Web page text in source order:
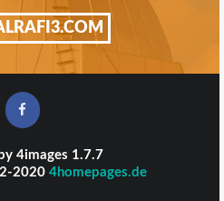
4images 1.7.7
2020 4homepages.de